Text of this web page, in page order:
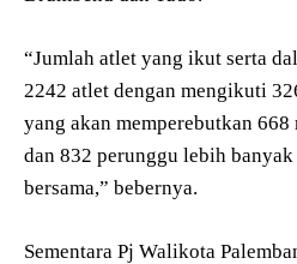
“Jumlah atlet yang ikut serta
2242 atlet dengan mengikuti
yang akan memperebutkan 668
dan 832 perunggu lebih banyak
bersama,” bebernya.
Sementara Pj Walikota